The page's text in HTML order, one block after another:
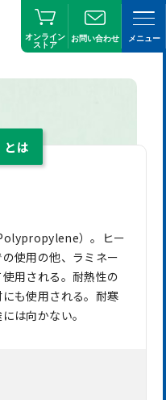
オンライン
ストア
お問い合わせ メニュー
とは
）。ヒー
使用の他、ラミネー
用される。耐熱性の
も使用される。耐寒
は向かない。